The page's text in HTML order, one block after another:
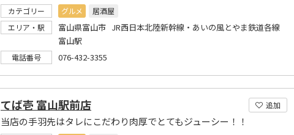
カテゴリー グルメ
居酒屋
エリア・駅
富山県富山市 JR西日本北陸新幹線・あいの風とやま鉄道各線
富山駅
電話番号 076-432-3355
追加
てば壱 富山駅前店
当店の手羽先はタレにこだわり肉厚でとてもジューシー！！